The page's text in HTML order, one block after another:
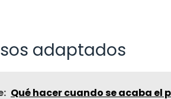
adaptados
Qué hacer cuando se acaba el